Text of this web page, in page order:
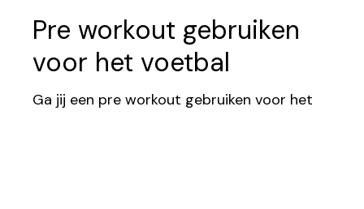
Pre workout gebruiken
voor het voetbal
Ga jij een pre workout gebruiken voor het